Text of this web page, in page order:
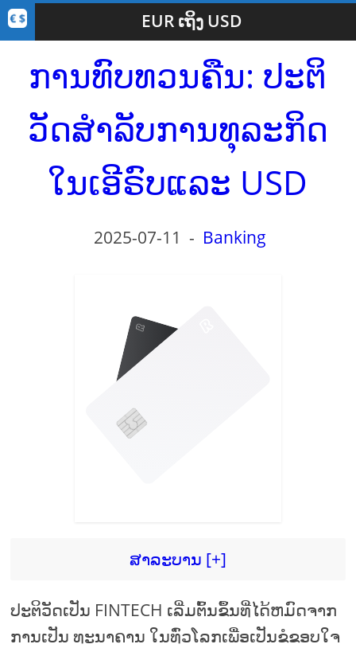
EUR ເຖິງ USD
ການທົບທວນຄືນ: ປະຕິ
ວັດສໍາລັບການທຸລະກິດ
ໃນເອີຣົບແລະ USD
2025-07-11 - Banking
ສາລະບານ [+]
ປະຕິວັດເປັນ FINTECH ເລີ່ມຕົ້ນຂຶ້ນທີ່ໄດ້ຫມົດຈາກ
ການເປັນ ທະນາຄານ ໃນທົ່ວໂລກເພື່ອເປັນຂໍຂອບໃຈ